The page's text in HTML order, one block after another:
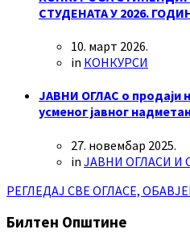
СТУДЕНАТА У 2026.
10. март 2026.
in КОНКУРСИ
ЈАВНИ ОГЛАС о продаји
усменог јавног
27. новембар 2025.
in ЈАВНИ ОГЛАСИ
РЕГЛЕДАЈ СВЕ ОГЛАСЕ,
Билтен Општине